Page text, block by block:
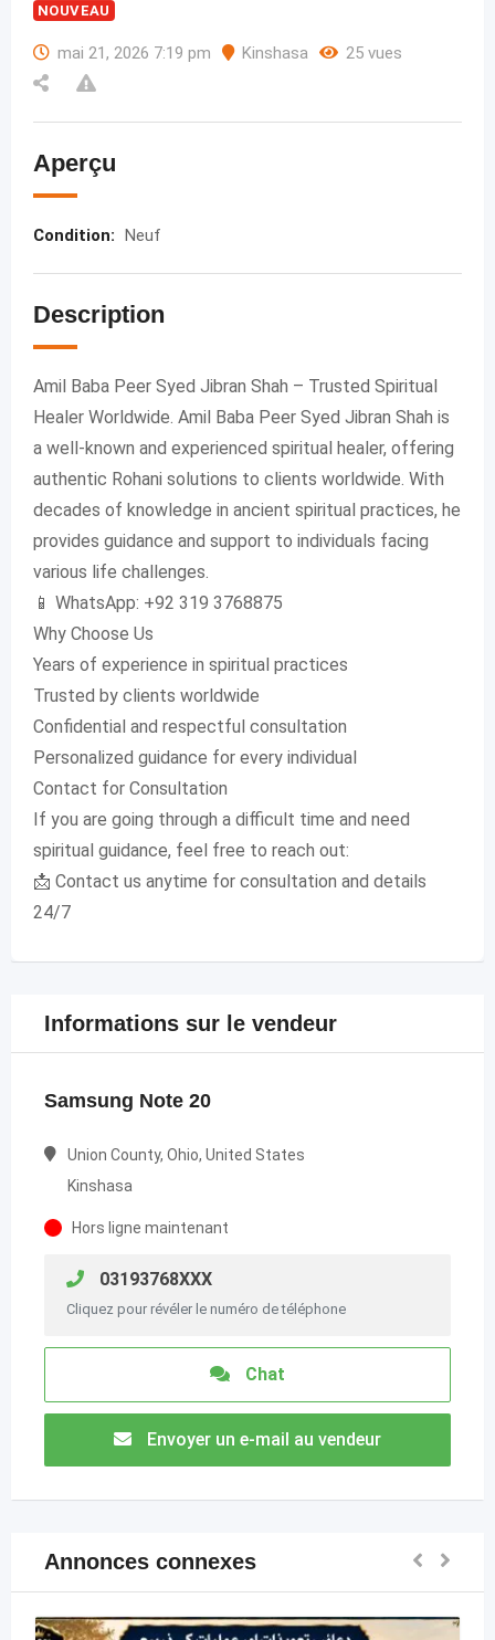
NOUVEAU
mai 21, 2026 7:19 pm Kinshasa 25 vues
Aperçu
Condition: Neuf
Description
Amil Baba Peer Syed Jibran Shah – Trusted Spiritual
Healer Worldwide. Amil Baba Peer Syed Jibran Shah is
a well-known and experienced spiritual healer, offering
authentic Rohani solutions to clients worldwide. With
decades of knowledge in ancient spiritual practices, he
provides guidance and support to individuals facing
various life challenges.
📱 WhatsApp: +92 319 3768875
Why Choose Us
Years of experience in spiritual practices
Trusted by clients worldwide
Confidential and respectful consultation
Personalized guidance for every individual
Contact for Consultation
If you are going through a difficult time and need
spiritual guidance, feel free to reach out:
📩 Contact us anytime for consultation and details
24/7
Informations sur le vendeur
Samsung Note 20
Union County, Ohio, United States
Kinshasa
Hors ligne maintenant
03193768XXX
Cliquez pour révéler le numéro de téléphone
Chat
Envoyer un e-mail au vendeur
Annonces connexes